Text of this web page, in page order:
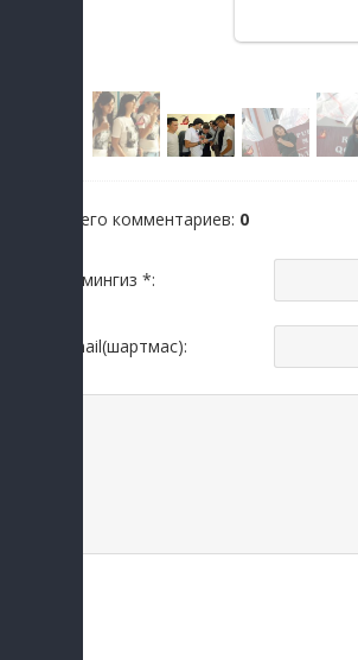
Всего комментариев: 0
Исмингиз *:
Email(шартмас):